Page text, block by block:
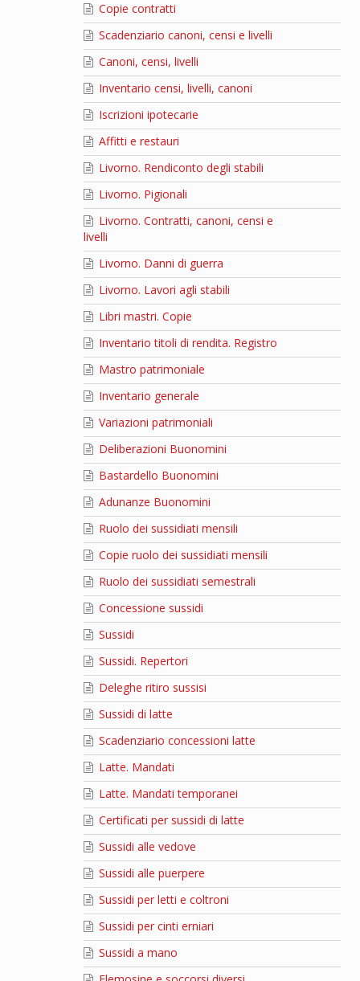
Copie contratti
Scadenziario canoni, censi e livelli
Canoni, censi, livelli
Inventario censi, livelli, canoni
Iscrizioni ipotecarie
Affitti e restauri
Livorno. Rendiconto degli stabili
Livorno. Pigionali
Livorno. Contratti, canoni, censi e
livelli
Livorno. Danni di guerra
Livorno. Lavori agli stabili
Libri mastri. Copie
Inventario titoli di rendita. Registro
Mastro patrimoniale
Inventario generale
Variazioni patrimoniali
Deliberazioni Buonomini
Bastardello Buonomini
Adunanze Buonomini
Ruolo dei sussidiati mensili
Copie ruolo dei sussidiati mensili
Ruolo dei sussidiati semestrali
Concessione sussidi
Sussidi
Sussidi. Repertori
Deleghe ritiro sussisi
Sussidi di latte
Scadenziario concessioni latte
Latte. Mandati
Latte. Mandati temporanei
Certificati per sussidi di latte
Sussidi alle vedove
Sussidi alle puerpere
Sussidi per letti e coltroni
Sussidi per cinti erniari
Sussidi a mano